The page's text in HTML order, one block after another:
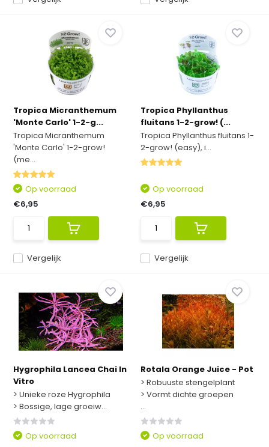
Tropica Micranthemum
'Monte Carlo' 1-2-g...
Tropica Micranthemum
'Monte Carlo' 1-2-grow!
(me...
Vergelijk
Op voorraad
€6,95
Tropica Phyllanthus
fluitans 1-2-grow! (...
Tropica Phyllanthus fluitans 1-
2-grow! (easy), i...
Vergelijk
Op voorraad
€6,95
Hygrophila Lancea Chai In
Vitro
> Unieke roze Hygrophila
> Bossige, lage groeiw...
Op voorraad
Rotala Orange Juice - Pot
> Robuuste stengelplant
> Vormt dichte groepen
...
Op voorraad